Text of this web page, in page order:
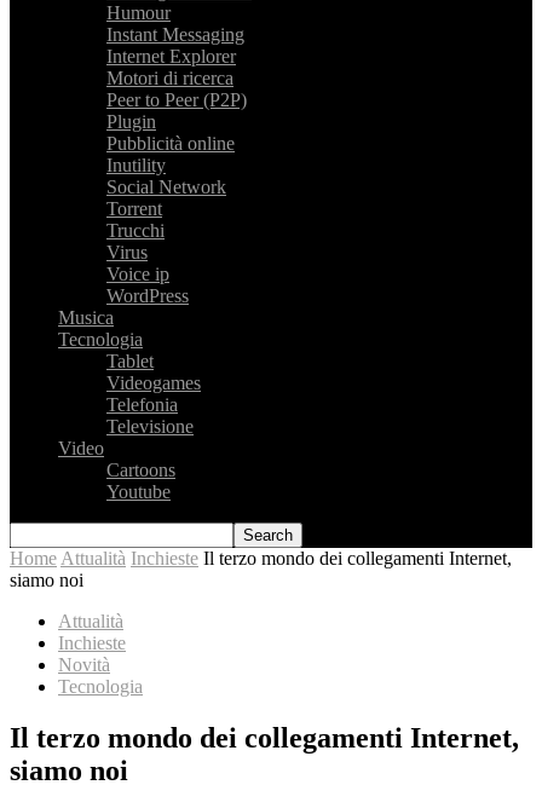
Humour
Instant Messaging
Internet Explorer
Motori di ricerca
Peer to Peer (P2P)
Plugin
Pubblicità online
Inutility
Social Network
Torrent
Trucchi
Virus
Voice ip
WordPress
Musica
Tecnologia
Tablet
Videogames
Telefonia
Televisione
Video
Cartoons
Youtube
Home Attualità Inchieste Il terzo mondo dei collegamenti Internet,
siamo noi
Attualità
Inchieste
Novità
Tecnologia
Il terzo mondo dei collegamenti Internet,
siamo noi